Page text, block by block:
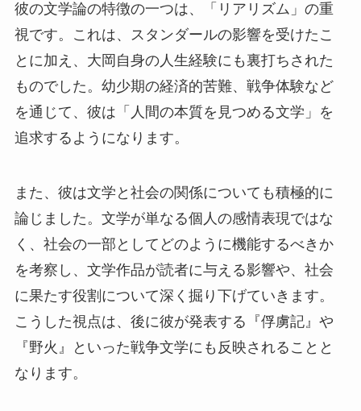
彼の文学論の特徴の一つは、「リアリズム」の重
視です。これは、スタンダールの影響を受けたこ
とに加え、大岡自身の人生経験にも裏打ちされた
ものでした。幼少期の経済的苦難、戦争体験など
を通じて、彼は「人間の本質を見つめる文学」を
追求するようになります。
また、彼は文学と社会の関係についても積極的に
論じました。文学が単なる個人の感情表現ではな
く、社会の一部としてどのように機能するべきか
を考察し、文学作品が読者に与える影響や、社会
に果たす役割について深く掘り下げていきます。
こうした視点は、後に彼が発表する『俘虜記』や
『野火』といった戦争文学にも反映されることと
なります。